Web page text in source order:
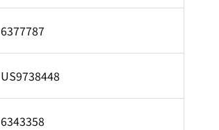
6377787
US9738448
6343358